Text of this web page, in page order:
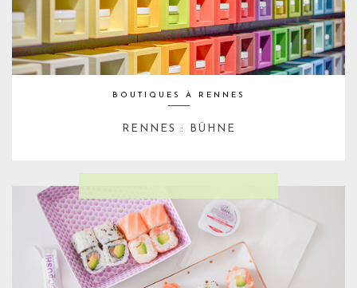
BOUTIQUES À RENNES
RENNES : BÜHNE